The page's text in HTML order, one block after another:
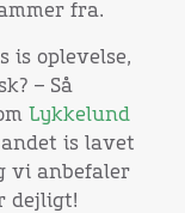
fra.
is oplevelse,
– Så
Lykkelund
is lavet
vi anbefaler
dejligt!